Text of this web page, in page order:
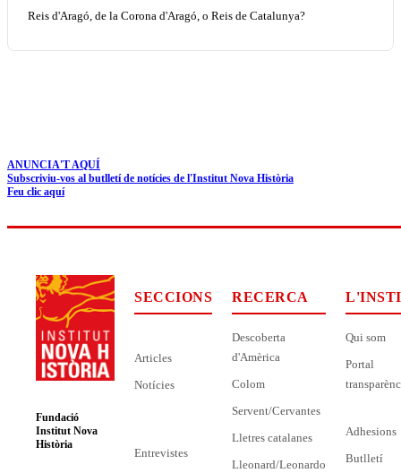
Reis d'Aragó, de la Corona d'Aragó, o Reis de Catalunya?
ANUNCIA'T AQUÍ
Subscriviu-vos al butlletí de notícies de l'Institut Nova Història
Feu clic aquí
Fundació
Institut Nova
Història
SECCIONS
Articles
Notícies
Entrevistes
RECERCA
Descoberta
d'Amèrica
Colom
Servent/Cervantes
Lletres catalanes
Lleonard/Leonardo
Qui som
Portal
Adhesions
Butlletí